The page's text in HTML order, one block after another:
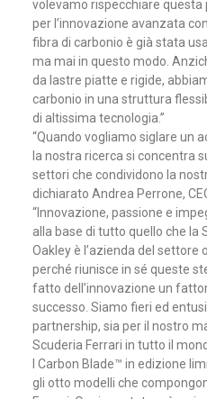
volevamo rispecchiare questa
per l’innovazione avanzata
fibra di carbonio è già stata
ma mai in questo modo.
da lastre piatte e rigide,
carbonio in una struttura
di altissima tecnologia.”
“Quando vogliamo siglare un
la nostra ricerca si concentra
settori che condividono la
dichiarato Andrea Perrone,
“Innovazione, passione e
alla base di tutto quello che la
Oakley è l’azienda del settore
perché riunisce in sé queste
fatto dell’innovazione un
successo. Siamo fieri ed
partnership, sia per il nostro
Scuderia Ferrari in tutto il
I Carbon Blade™ in edizione
gli otto modelli che